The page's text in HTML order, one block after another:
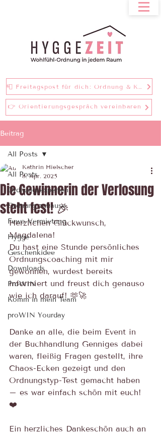
📮 Freitagspost für dich: Ordnung & Klarheit bei einer Tasse Tee
👉 Orientierungsgespräch vereinbaren
Beitrag
All Posts
Ordnungsexperten
Ordnung zuhause
Fewo-Vermietung
Hygge
Geschenkidee
Downloads
ProWIN
Komm in mein Team
proWIN Yourday
All Posts
Die Gewinnerin der Verlosung
steht fest! 🎉
Kathrin Hielscher
8. Apr. 2025
Herzlichen Glückwunsch,
Magdalena!
Du hast eine Stunde persönliches
Ordnungscoaching mit mir
gewonnen, wurdest bereits
informiert und freust dich genauso
wie ich darauf! 🫶🚀
Danke an alle, die beim Event in
der Buchhandlung Genniges dabei
waren, fleißig Fragen gestellt, ihre
Chaos-Ecken gezeigt und den
Ordnungstyp-Test gemacht haben
– es war einfach schön mit euch!
❤️
Ein herzliches Dankeschön auch an